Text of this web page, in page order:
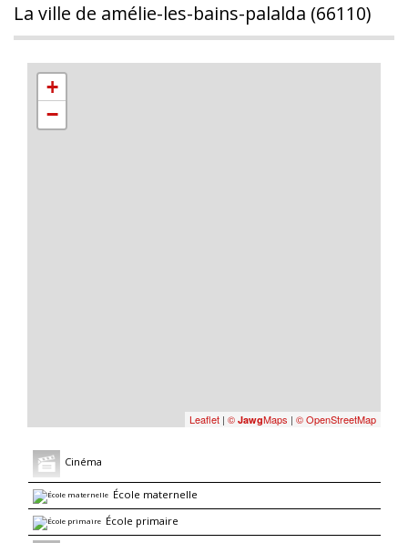
la ville de amélie-les-bains-palalda (66110)
+
−
Leaflet | © JawgMaps | © OpenStreetMap
Cinéma
École maternelle
École primaire